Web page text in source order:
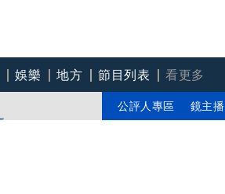
娛樂 地方 節目列表
看更多
公評人專區 鏡主播